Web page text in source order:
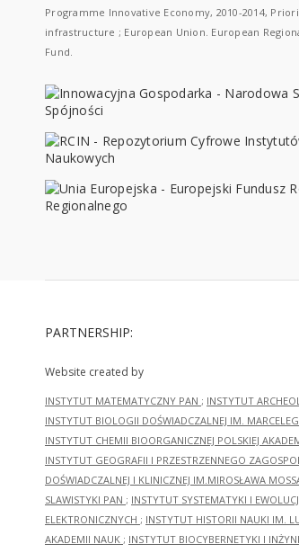
Programme Innovative Economy, 2010-2014,
infrastructure ; European Union. European
Fund.
PARTNERSHIP:
Website created by
INSTYTUT MATEMATYCZNY PAN ; INSTYTUT
INSTYTUT BIOLOGII DOŚWIADCZALNEJ IM.
INSTYTUT CHEMII BIOORGANICZNEJ POLSKIEJ
INSTYTUT GEOGRAFII I PRZESTRZENNEGO
DOŚWIADCZALNEJ I KLINICZNEJ IM.MIROSŁAWA
SLAWISTYKI PAN ; INSTYTUT SYSTEMATYKI I
ELEKTRONICZNYCH ; INSTYTUT HISTORII NAUKI IM.
AKADEMII NAUK ; INSTYTUT BIOCYBERNETYKI I